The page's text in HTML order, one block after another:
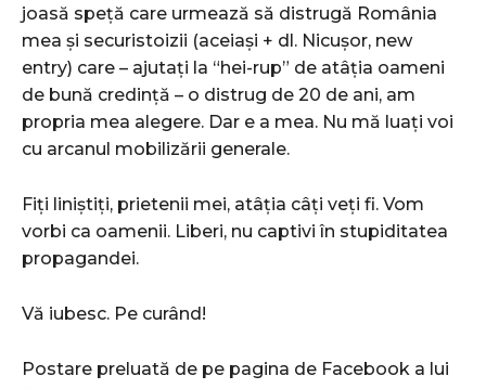
joasă speță care urmează să distrugă România
mea și securistoizii (aceiași + dl. Nicușor, new
entry) care – ajutați la “hei-rup” de atâția oameni
de bună credință – o distrug de 20 de ani, am
propria mea alegere. Dar e a mea. Nu mă luați voi
cu arcanul mobilizării generale.
Fiți liniștiți, prietenii mei, atâția câți veți fi. Vom
vorbi ca oamenii. Liberi, nu captivi în stupiditatea
propagandei.
Vă iubesc. Pe curând!
Postare preluată de pe pagina de Facebook a lui